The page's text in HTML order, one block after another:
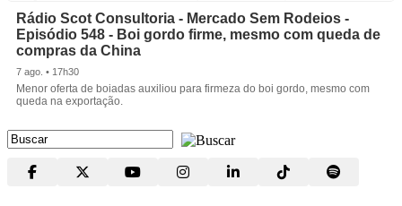
Rádio Scot Consultoria - Mercado Sem Rodeios -
Episódio 548 - Boi gordo firme, mesmo com queda de
compras da China
7 ago. • 17h30
Menor oferta de boiadas auxiliou para firmeza do boi gordo, mesmo com
queda na exportação.